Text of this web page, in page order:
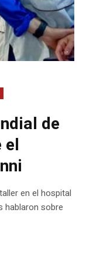
de
el
en el hospital
hablaron sobre